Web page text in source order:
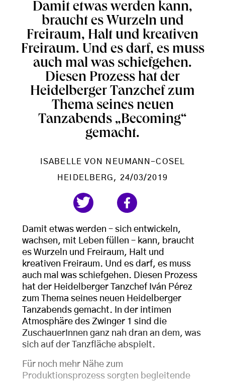
Damit etwas werden kann,
braucht es Wurzeln und
Freiraum, Halt und kreativen
Freiraum. Und es darf, es muss
auch mal was schiefgehen.
Diesen Prozess hat der
Heidelberger Tanzchef zum
Thema seines neuen
Tanzabends „Becoming“
gemacht.
ISABELLE VON NEUMANN-COSEL
HEIDELBERG , 24/03/2019
Damit etwas werden – sich entwickeln,
wachsen, mit Leben füllen – kann, braucht
es Wurzeln und Freiraum, Halt und
kreativen Freiraum. Und es darf, es muss
auch mal was schiefgehen. Diesen Prozess
hat der Heidelberger Tanzchef Iván Pérez
zum Thema seines neuen Heidelberger
Tanzabends gemacht. In der intimen
Atmosphäre des Zwinger 1 sind die
ZuschauerInnen ganz nah dran an dem, was
sich auf der Tanzfläche abspielt.
Für noch mehr Nähe zum
Produktionsprozess sorgten begleitende